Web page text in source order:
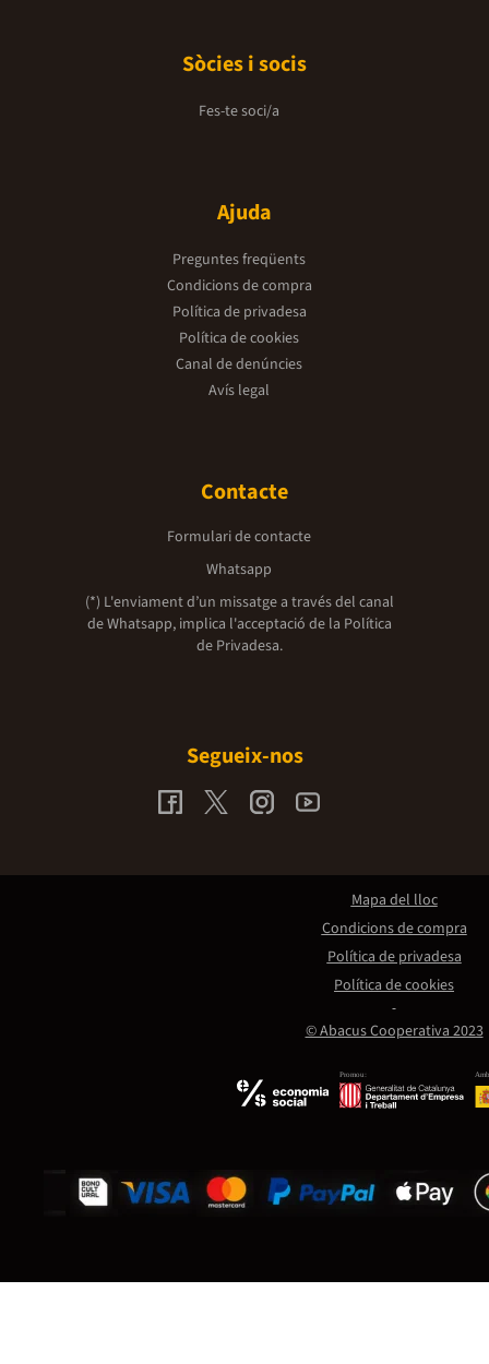
Sòcies i socis
Fes-te soci/a
Ajuda
Preguntes freqüents
Condicions de compra
Política de privadesa
Política de cookies
Canal de denúncies
Avís legal
Contacte
Formulari de contacte
Whatsapp
(*) L'enviament d’un missatge a través del canal
de Whatsapp, implica l'acceptació de la Política
de Privadesa.
Segueix-nos
Promou:
© Abacus Cooperativa 2023
Mapa del lloc
Condicions de compra
Política de privadesa
Política de cookies